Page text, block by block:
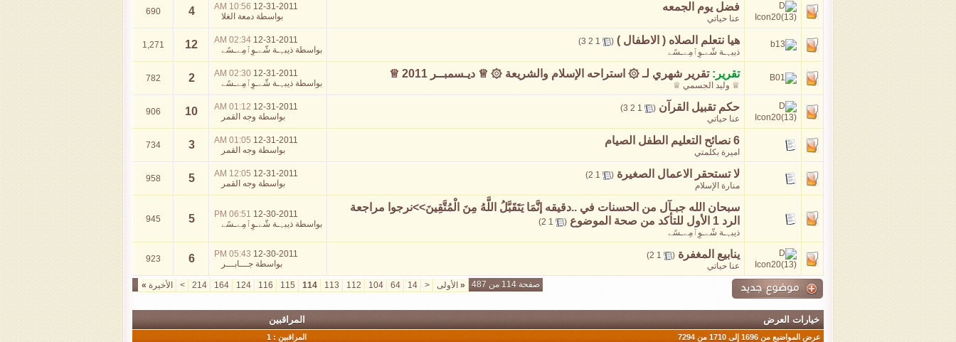
فضل يوم الجمعه
عنا حياتي
12-31-2011
10:56 AM
بواسطة دمعة الغلا 4
690
هيا نتعلم الصلاه ( الاطفال ) (
1
2
3
)
ذيبہـة شّےـوِٱمِےـسًے
12-31-2011
02:34 AM
بواسطة ذيبہـة شّےـوِٱمِےـسًے 12
1,271
تقرير:تقرير شهري لـ ۞ استراحه الإسلام والشريعة ۞ ♕ ديـسمبــر 2011 ♕
♕ وليد الجسمي ♕
12-31-2011
02:30 AM
بواسطة ذيبہـة شّےـوِٱمِےـسًے 2
782
حكم تقبيل القرآن (
1
2
3
)
عنا حياتي
12-31-2011
01:12 AM
بواسطة وجه القمر 10
906
6 نصائح التعليم الطفل الصيام
اميرة بكلمتي
12-31-2011
01:05 AM
بواسطة وجه القمر 3
734
لا تستحقر الاعمال الصغيرة (
1
2
)
منارة الإسلام
12-31-2011
12:05 AM
بواسطة وجه القمر 5
958
سبحان الله جبـآل من الحسنات في ..دقيقه إنَّمَا يَتَقَبَّلُ اللَّهُ مِنَ الْمُتَّقِينَ>>نرجوا مراجعة
الرد 1 الأول للتأكد من صحة الموضوع
(
1
2
)
ذيبہـة شّےـوِٱمِےـسًے
12-30-2011
06:51 PM
بواسطة ذيبہـة شّےـوِٱمِےـسًے 5
945
ينابيع المغفرة (
1
2
)
عنا حياتي
12-30-2011
05:43 PM
بواسطة جـــابـــر 6
923
صفحة 114 من 487 « الأولى <
14
64
104
112
113
114
115
116
124
164
214
> الأخيرة »
خيارات العرض المراقبين
عرض المواضيع من 1696 إلى 1710 من 7294 المراقبين : 1